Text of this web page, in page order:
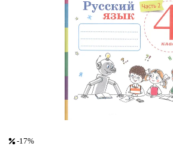
-17%